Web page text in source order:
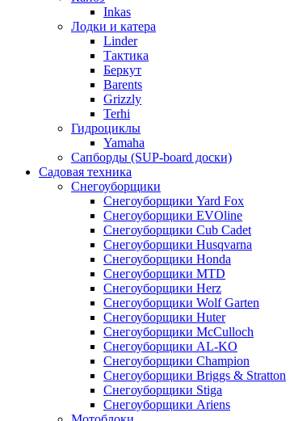
Inkas
Лодки и катера
Linder
Тактика
Беркут
Barents
Grizzly
Terhi
Гидроциклы
Yamaha
Сапборды (SUP-board доски)
Садовая техника
Снегоуборщики
Снегоуборщики Yard Fox
Снегоуборщики EVOline
Снегоуборщики Cub Cadet
Снегоуборщики Husqvarna
Снегоуборщики Honda
Снегоуборщики MTD
Снегоуборщики Herz
Снегоуборщики Wolf Garten
Снегоуборщики Huter
Снегоуборщики McCulloch
Снегоуборщики AL-KO
Снегоуборщики Champion
Снегоуборщики Briggs & Stratton
Снегоуборщики Stiga
Снегоуборщики Ariens